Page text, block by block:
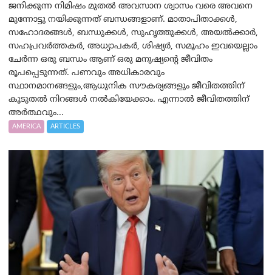
ജനിക്കുന്ന നിമിഷം മുതൽ അവസാന ശ്വാസം വരെ അവനെ
മുന്നോട്ടു നയിക്കുന്നത് ബന്ധങ്ങളാണ്. മാതാപിതാക്കൾ,
സഹോദരങ്ങൾ, ബന്ധുക്കൾ, സുഹൃത്തുക്കൾ, അയൽക്കാർ,
സഹപ്രവർത്തകർ, അധ്യാപകർ, ശിഷ്യർ, സമൂഹം ഇവയെല്ലാം
ചേർന്ന ഒരു ബന്ധം ആണ് ഒരു മനുഷ്യന്റെ ജീവിതം
രൂപപ്പെടുന്നത്. പണവും അധികാരവും
സ്ഥാനമാനങ്ങളും,ആധുനിക സൗകര്യങ്ങളും ജീവിതത്തിന്
കൂടുതൽ നിറങ്ങൾ നൽകിയേക്കാം. എന്നാൽ ജീവിതത്തിന്
അർത്ഥവും...
AMERICA ARTICLES